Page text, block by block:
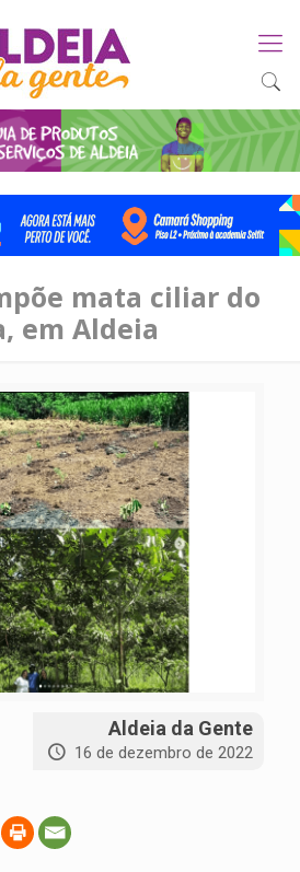
mata ciliar do
em Aldeia
Aldeia da Gente
16 de dezembro de 2022